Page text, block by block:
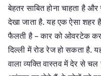
बेहतर साबित होना चाहता है
देखा जाता है. यह एक ऐसा शहर
फैलती है – कार को ओवरटेक
दिल्ली में रोड रेज हो सकता
वाला व्यक्ति वास्तव में देर से